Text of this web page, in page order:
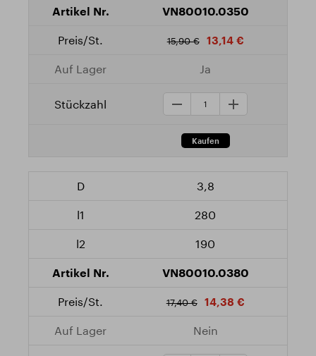
VN80010.0350
15,90 € 13,14 €
Ja
3,8
280
190
VN80010.0380
17,40 € 14,38 €
Nein